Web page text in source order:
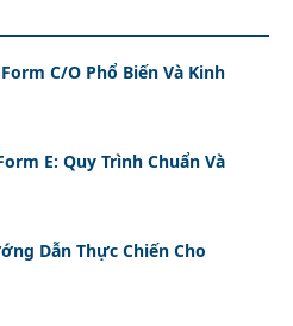
C/O Phổ Biến Và Kinh
E: Quy Trình Chuẩn Và
Dẫn Thực Chiến Cho